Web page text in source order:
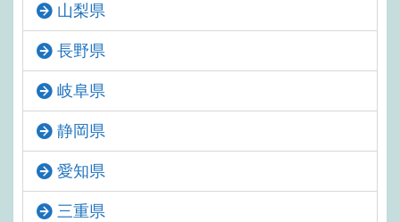
山梨県
長野県
岐阜県
静岡県
愛知県
三重県